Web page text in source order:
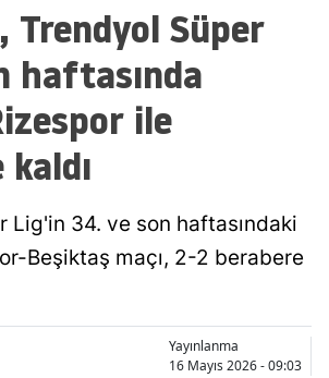
Amasya
Ankara
Antalya
Balıkesir
Bingöl
Trendyol Süper
haftasında
ile
Lig'in 34. ve son haftasındaki
Beşiktaş maçı, 2-2 berabere
Yayınlanma
16 Mayıs 2026 - 09:03